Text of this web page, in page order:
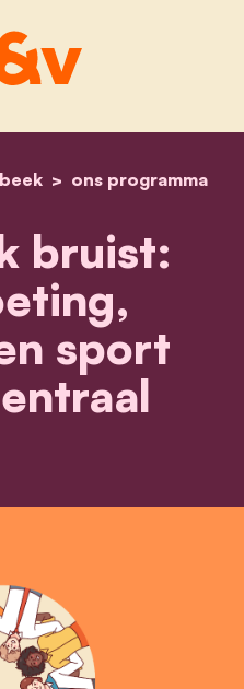
ons programma
bierbeek bruist:
bruist:
sport